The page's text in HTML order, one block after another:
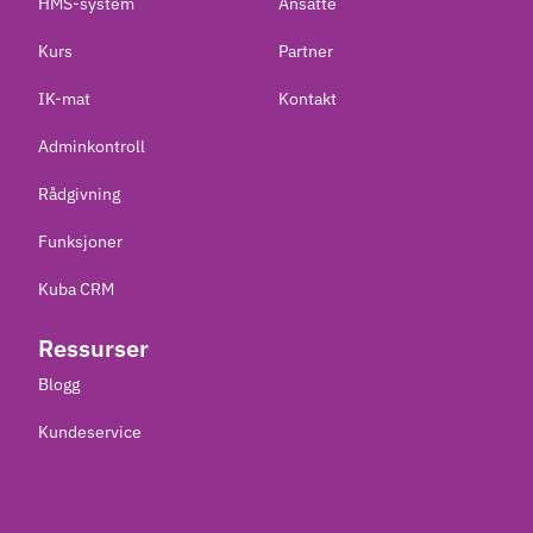
Kurs
IK-mat
Adminkontroll
Rådgivning
Funksjoner
Kuba CRM
Partner
Kontakt
Ressurser
Blogg
Kundeservice